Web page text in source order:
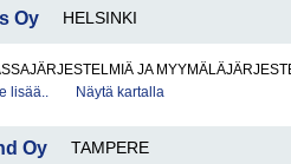
Oy HELSINKI
JA
lisää..
Näytä kartalla
Oy TAMPERE